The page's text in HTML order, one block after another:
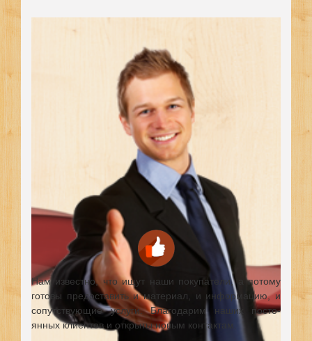
Нам известно, что ищут наши покупатели, а потому
готовы предоставить и материал, и информацию, и
сопутствующие услуги. Благодарим наших посто-
янных клиентов и открыты новым контактам.